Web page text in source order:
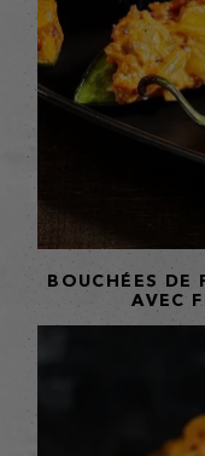
BOUCHÉES DE
AVEC